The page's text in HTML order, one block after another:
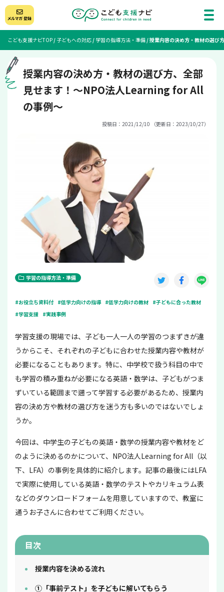
こども支援ナビTOP/子どもへの対応/ 学習の指導方法・準備/授業内容の決め方・教材の選
授業内容の決め方・教材の選び方、全部
見せます！～NPO法人Learning for All
の事例～
投稿日：2021/12/10 （更新日：2023/10/27）
学習の指導方法・準備
#お役立ち資料付 #低学力向けの指導 #低学力向けの教材 #子どもに合った教材
#学習支援 #実践事例
学習支援の現場では、子ども一人一人の学習のつまずきが違
うからこそ、それぞれの子どもに合わせた授業内容や教材が
必要になることもあります。特に、中学校で扱う科目の中で
も学習の積み重ねが必要になる英語・数学は、子どもがつま
ずいている範囲まで遡って学習する必要があるため、授業内
容の決め方や教材の選び方を迷う方も多いのではないでしょ
うか。
今回は、中学生の子どもの英語・数学の授業内容や教材をど
のように決めるのかについて、NPO法人Learning for All（以
下、LFA）の事例を具体的に紹介します。記事の最後にはLFA
で実際に使用している英語・数学のテストやカリキュラム表
などのダウンロードフォームを用意していますので、教室に
通うお子さんに合わせてご利用ください。
目次
授業内容を決める流れ
①「事前テスト」を子どもに解いてもらう